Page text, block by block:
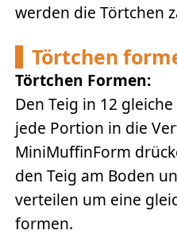
werden die Törtchen
Törtchen
Törtchen Formen:
Den Teig in 12
jede Portion in die
MiniMuffinForm
den Teig am Boden
verteilen um eine
formen.